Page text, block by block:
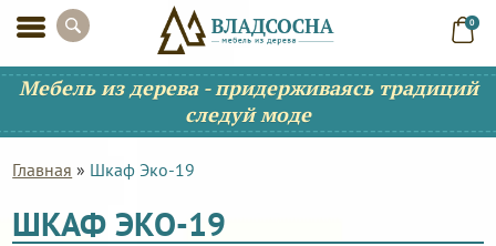
0
Мебель из дерева - придерживаясь традиций
следуй моде
Главная » Шкаф Эко-19
ШКАФ ЭКО-19